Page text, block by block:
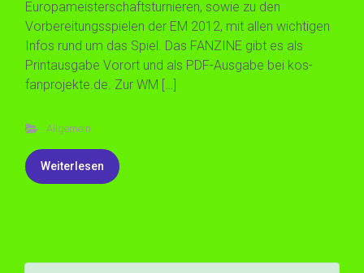
Europameisterschaftsturnieren, sowie zu den
Vorbereitungsspielen der EM 2012, mit allen wichtigen
Infos rund um das Spiel. Das FANZINE gibt es als
Printausgabe Vorort und als PDF-Ausgabe bei kos-
fanprojekte.de. Zur WM […]
Allgemein
Weiterlesen